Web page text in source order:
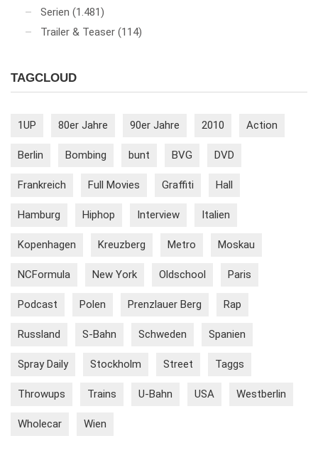
Serien (1.481)
Trailer & Teaser (114)
TAGCLOUD
1UP 80er Jahre 90er Jahre 2010 Action
Berlin Bombing bunt BVG DVD
Frankreich Full Movies Graffiti Hall
Hamburg Hiphop Interview Italien
Kopenhagen Kreuzberg Metro Moskau
NCFormula New York Oldschool Paris
Podcast Polen Prenzlauer Berg Rap
Russland S-Bahn Schweden Spanien
Spray Daily Stockholm Street Taggs
Throwups Trains U-Bahn USA Westberlin
Wholecar Wien